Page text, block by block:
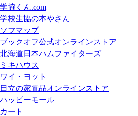
学協くん.com
学校生協の本やさん
ソフマップ
ブックオフ公式オンラインストア
北海道日本ハムファイターズ
ミキハウス
ワイ・ヨット
日立の家電品オンラインストア
ハッピーモール
カート